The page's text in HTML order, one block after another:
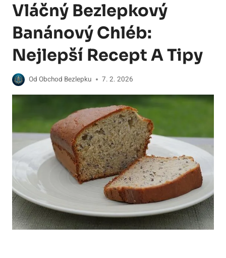
Vláčný Bezlepkový
Banánový Chléb:
Nejlepší Recept A Tipy
Od Obchod Bezlepku 7. 2. 2026